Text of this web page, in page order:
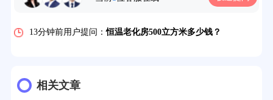
13分钟前用户提问： 恒温老化房500立方米多少钱？
15分钟前用户提问：高低温试验箱玻璃用什么材料？
22分钟前用户提问：
相关文章